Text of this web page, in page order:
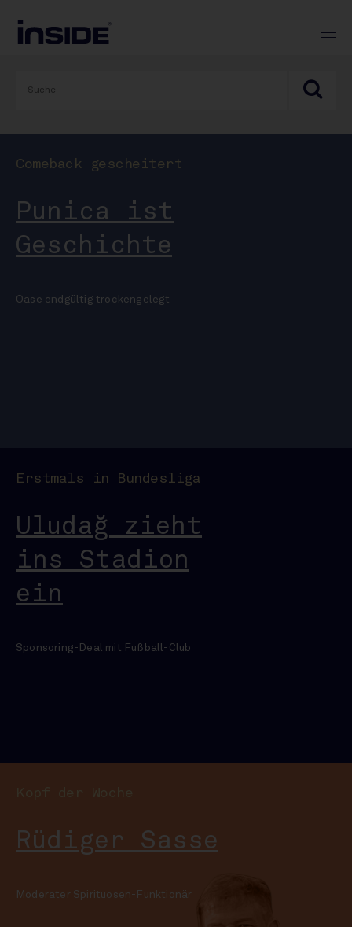
Comeback gescheitert
Punica ist
Geschichte
Oase endgültig trockengelegt
Erstmals in Bundesliga
Uludağ zieht
ins Stadion
ein
Sponsoring-Deal mit Fußball-Club
Rüdiger Sasse
Moderater Spirituosen-Funktionär